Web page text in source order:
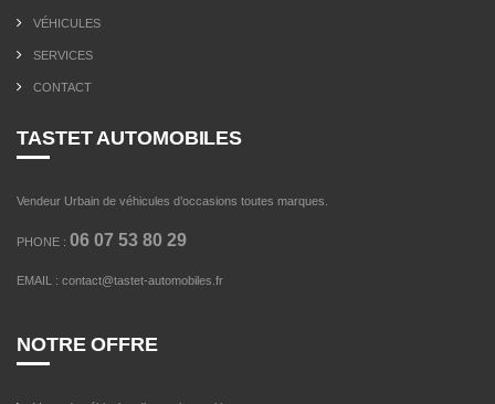
VÉHICULES
SERVICES
CONTACT
TASTET AUTOMOBILES
Vendeur Urbain de véhicules d’occasions toutes marques.
PHONE : 06 07 53 80 29
EMAIL : contact@tastet-automobiles.fr
NOTRE OFFRE